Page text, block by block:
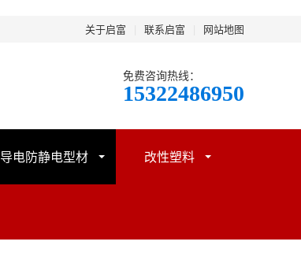
关于启富 联系启富 网站地图
免费咨询热线：
15322486950
导电防静电型材 改性塑料